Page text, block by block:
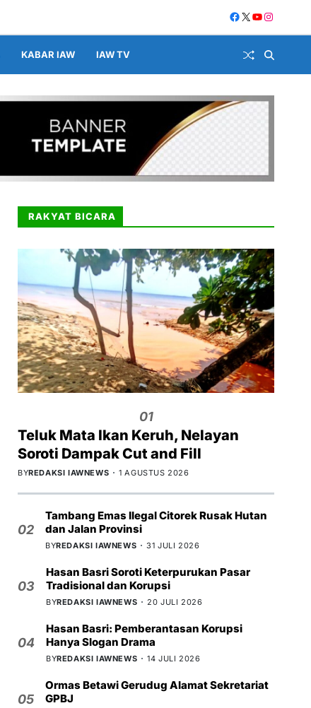
KABAR IAW IAW TV
RAKYAT BICARA
01
Teluk Mata Ikan Keruh, Nelayan
Soroti Dampak Cut and Fill
BYREDAKSI IAWNEWS 1 AGUSTUS 2026
02
Tambang Emas Ilegal Citorek Rusak Hutan
dan Jalan Provinsi
BYREDAKSI IAWNEWS 31 JULI 2026
03
Hasan Basri Soroti Keterpurukan Pasar
Tradisional dan Korupsi
BYREDAKSI IAWNEWS 20 JULI 2026
04
Hasan Basri: Pemberantasan Korupsi
Hanya Slogan Drama
BYREDAKSI IAWNEWS 14 JULI 2026
05
Ormas Betawi Gerudug Alamat Sekretariat
GPBJ